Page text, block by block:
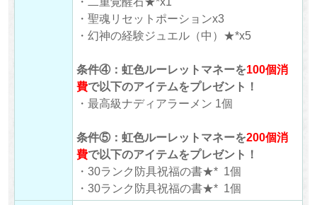
・聖魂リセットポーションx3
・幻神の経験ジュエル（中）★*x5
条件④：虹色ルーレットマネーを100個消
費で以下のアイテムをプレゼント！
・最高級ナディアラーメン 1個
条件⑤：虹色ルーレットマネーを200個消
費で以下のアイテムをプレゼント！
・30ランク防具祝福の書★* 1個
・30ランク防具祝福の書★* 1個